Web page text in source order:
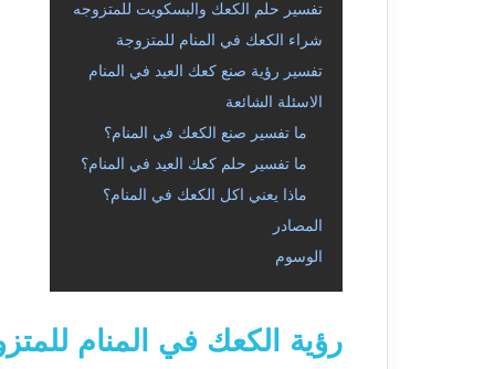
تفسير حلم الكعك والبسكويت للمتزوجه
شراء الكعك في المنام للمتزوجة
تفسير رؤية صنع كعك العيد في المنام
الاسئلة الشائعة
ما تفسير صنع الكعك في المنام؟
ما تفسير حلم كعك العيد في المنام؟
ماذا يعني اكل الكعك في المنام؟
المصادر
الوسوم
رؤية الكعك في المنام